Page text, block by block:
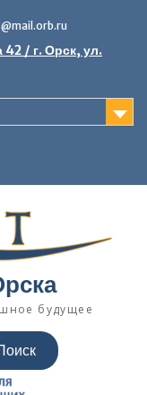
42 / г. Орск, ул.
будущее